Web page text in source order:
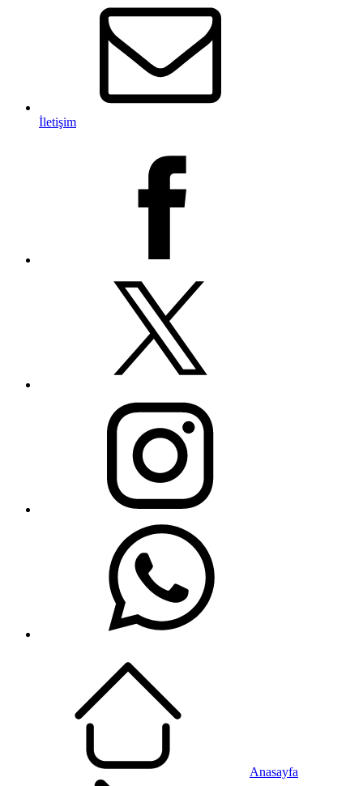
İletişim
Anasayfa